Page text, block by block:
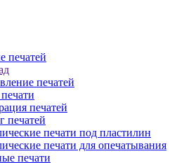
печатей
печатей
печатей
печатей
печати под пластилин
печати для опечатывания
печати